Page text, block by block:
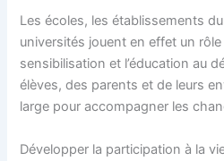
Les écoles, les établissements
universités jouent en effet un
sensibilisation et l’éducation au
élèves, des parents et de leurs
large pour accompagner les
Développer la participation à la